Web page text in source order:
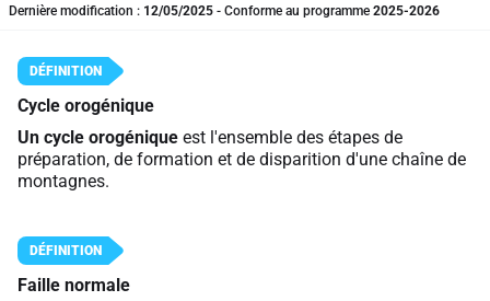
Pour profiter de 10 contenus offerts.
Dernière modification : 12/05/2025 - Conforme au programme 2025-2026
Cycle orogénique
Un cycle orogénique est l'ensemble des étapes de
préparation, de formation et de disparition d'une chaîne de
montagnes.
Faille normale